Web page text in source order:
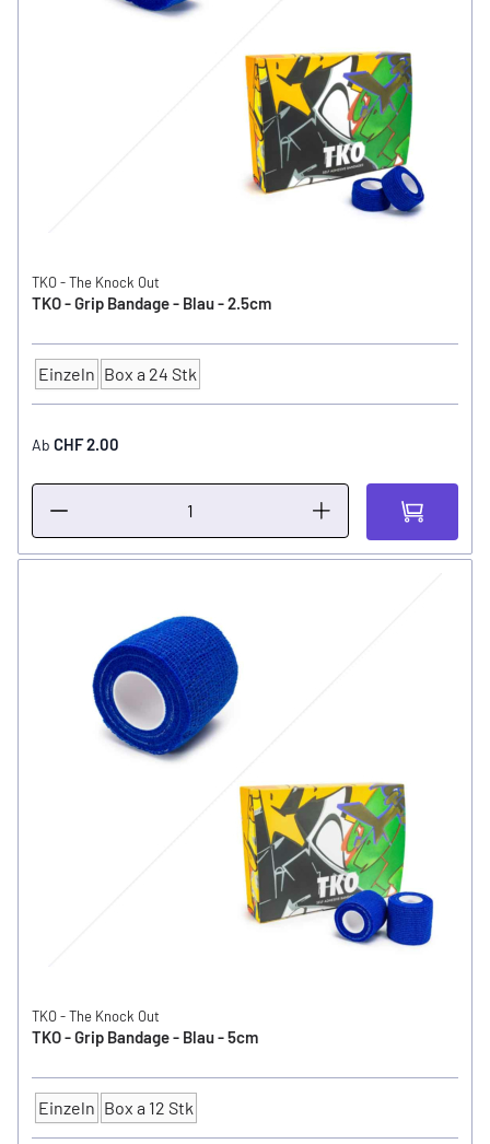
TKO - The Knock Out
TKO - Grip Bandage - Blau - 2.5cm
Anzahl
Einzeln Box a 24 Stk
Ab CHF 2.00
TKO - The Knock Out
TKO - Grip Bandage - Blau - 5cm
Anzahl
Einzeln Box a 12 Stk